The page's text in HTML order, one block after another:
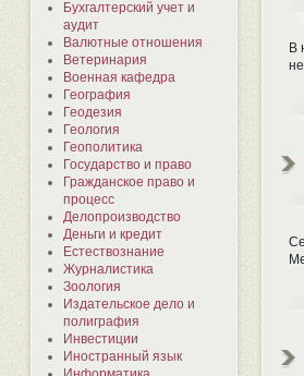
Бухгалтерский учет и
аудит
Валютные отношения
Ветеринария
Военная кафедра
География
Геодезия
Геология
Геополитика
Государство и право
Гражданское право и
процесс
Делопроизводство
Деньги и кредит
Естествознание
Журналистика
Зоология
Издательское дело и
полиграфия
Инвестиции
Иностранный язык
В